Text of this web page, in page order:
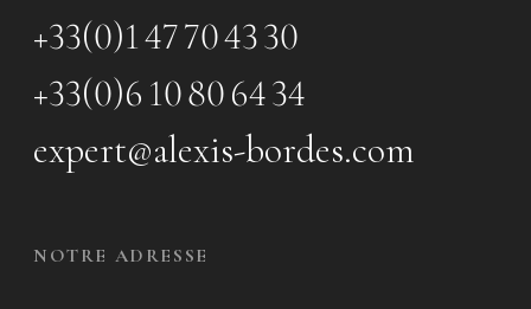
+33(0)1 47 70 43 30
+33(0)6 10 80 64 34
expert@alexis-bordes.com
NOTRE ADRESSE